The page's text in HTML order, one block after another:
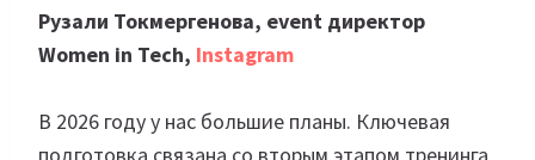
Рузали Токмергенова, event директор
Women in Tech, Instagram
В 2026 году у нас большие планы. Ключевая